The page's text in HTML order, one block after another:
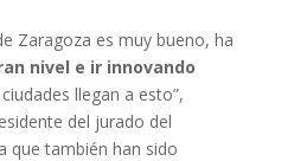
Zaragoza es muy bueno, ha
nivel e ir innovando
llegan a esto”,
del jurado del
que también han sido